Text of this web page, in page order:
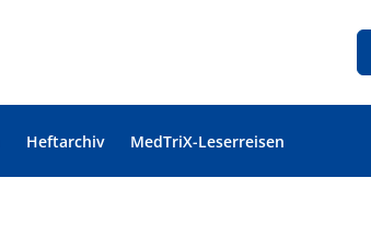
Heftarchiv MedTriX-Leserreisen